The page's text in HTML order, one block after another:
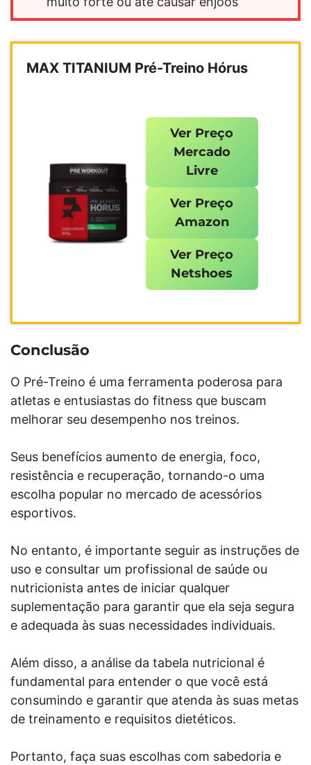
MAX TITANIUM Pré-Treino Hórus
Ver Preço
Mercado
Livre
Ver Preço
Amazon
Ver Preço
Netshoes
Conclusão
O Pré-Treino é uma ferramenta poderosa para
atletas e entusiastas do fitness que buscam
melhorar seu desempenho nos treinos.
Seus benefícios aumento de energia, foco,
resistência e recuperação, tornando-o uma
escolha popular no mercado de acessórios
esportivos.
No entanto, é importante seguir as instruções de
uso e consultar um profissional de saúde ou
nutricionista antes de iniciar qualquer
suplementação para garantir que ela seja segura
e adequada às suas necessidades individuais.
Além disso, a análise da tabela nutricional é
fundamental para entender o que você está
consumindo e garantir que atenda às suas metas
de treinamento e requisitos dietéticos.
Portanto, faça suas escolhas com sabedoria e